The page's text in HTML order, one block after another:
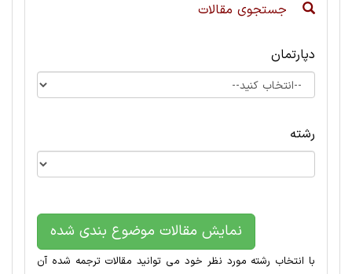
جستجوی مقالات
دپارتمان
رشته
نمایش مقالات موضوع بندی شده
با انتخاب رشته مورد نظر خود می توانید مقالات ترجمه شده آن